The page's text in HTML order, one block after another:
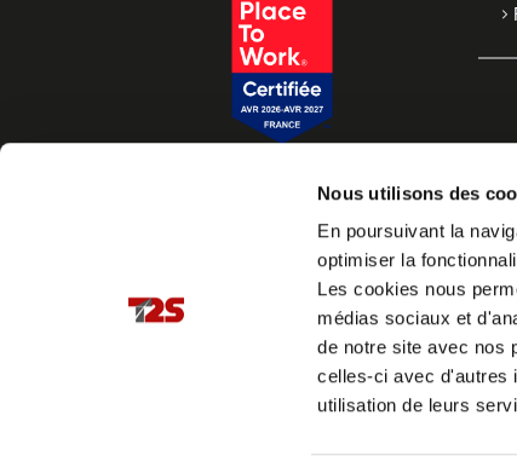
Nous utilisons des
En poursuivant la
optimiser la
Les cookies nous
médias sociaux et
de notre site avec nos
celles-ci avec d'autres
utilisation de leurs